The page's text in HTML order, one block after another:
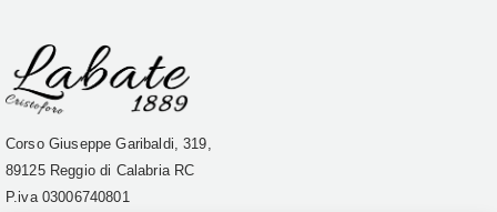
Corso Giuseppe Garibaldi, 319,
89125 Reggio di Calabria RC
P.iva 03006740801